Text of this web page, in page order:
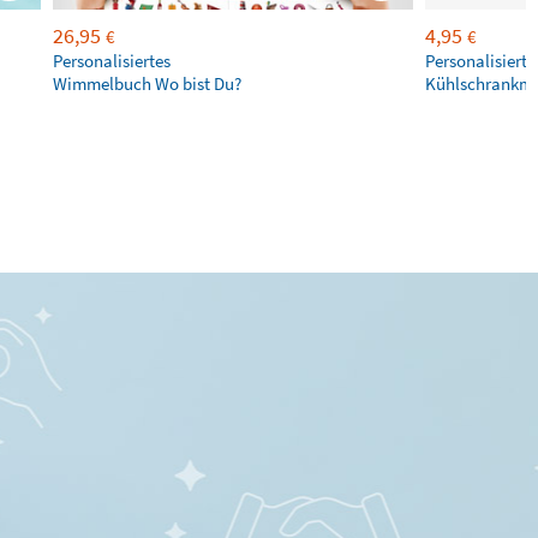
26,95 €
Personalisiertes
Wimmelbuch Wo bist Du?
4,95 €